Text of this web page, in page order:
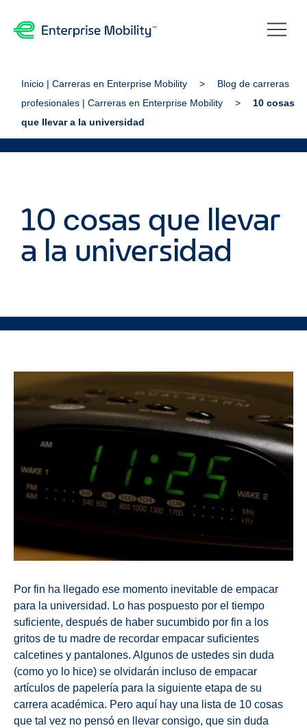
Inicio | Carreras en Enterprise Mobility
Blog de carreras
profesionales | Carreras en Enterprise Mobility
10 cosas
que llevar a la universidad
10 cosas que llevar
a la universidad
Por fin ha llegado ese momento inevitable de empacar
para la universidad. Lo has pospuesto por el tiempo
suficiente, después de haber sucumbido por fin a los
gritos de tu madre de recordar empacar suficientes
calcetines y pantalones. Algunos de ustedes sin duda
(como yo lo hice) se olvidarán incluso de empacar
artículos de papelería para la siguiente etapa de su
carrera académica. Pero aquí hay una lista de 10 cosas
que tal vez no pensó en llevar consigo, que sin duda